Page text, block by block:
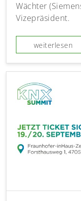
Wächter
Vizepräsident.
weiterlesen